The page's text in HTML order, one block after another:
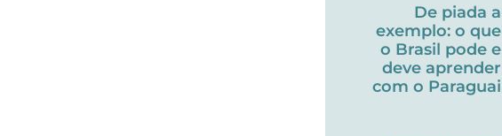
De piada a
exemplo: o que
o Brasil pode e
deve aprender
com o Paraguai